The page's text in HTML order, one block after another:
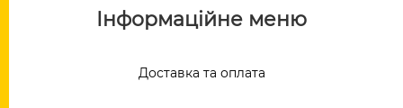
Інформаційне меню
Доставка та оплата